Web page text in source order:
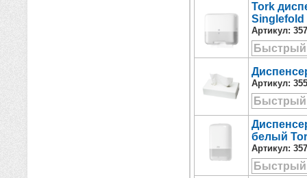
Tork
Singlefold
Артикул:
Артикул:
белый
Артикул: